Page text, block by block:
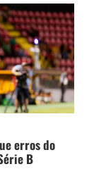
erros do
B